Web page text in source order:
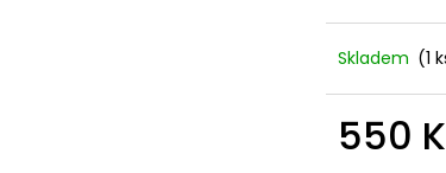
Skladem (1
550